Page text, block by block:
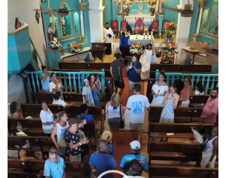
Reprodutor
de
vídeo